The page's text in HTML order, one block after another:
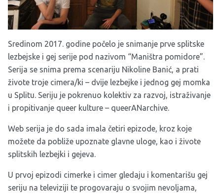
Sredinom 2017. godine počelo je snimanje prve splitske
lezbejske i gej serije pod nazivom “Maništra pomidore”.
Serija se snima prema scenariju Nikoline Banić, a prati
živote troje cimera/ki – dvije lezbejke i jednog gej momka
u Splitu. Seriju je pokrenuo kolektiv za razvoj, istraživanje
i propitivanje queer kulture – queerANarchive.
Web serija je do sada imala četiri epizode, kroz koje
možete da pobliže upoznate glavne uloge, kao i živote
splitskih lezbejki i gejeva.
U prvoj epizodi cimerke i cimer gledaju i komentarišu gej
seriju na televiziji te progovaraju o svojim nevoljama,